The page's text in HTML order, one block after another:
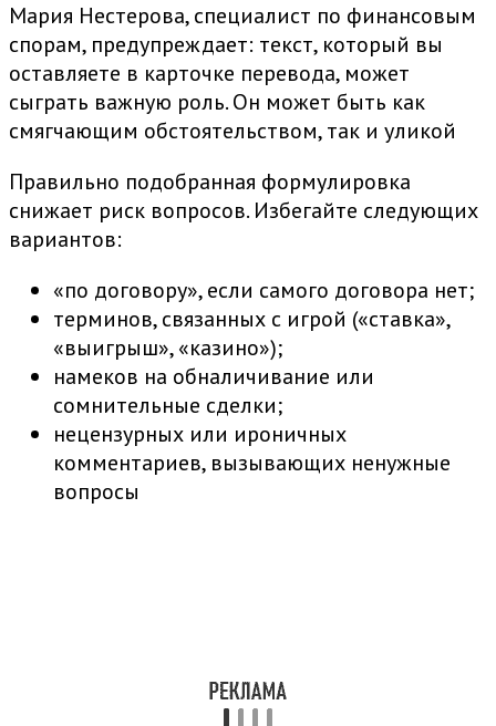
Мария Нестерова, специалист по финансовым
спорам, предупреждает: текст, который вы
оставляете в карточке перевода, может
сыграть важную роль. Он может быть как
смягчающим обстоятельством, так и уликой
Правильно подобранная формулировка
снижает риск вопросов. Избегайте следующих
вариантов:
«по договору», если самого договора нет;
терминов, связанных с игрой («ставка»,
«выигрыш», «казино»);
намеков на обналичивание или
сомнительные сделки;
нецензурных или ироничных
комментариев, вызывающих ненужные
вопросы